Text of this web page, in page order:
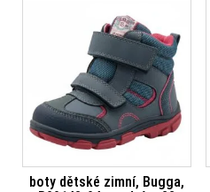
boty dětské zimní, Bugga,